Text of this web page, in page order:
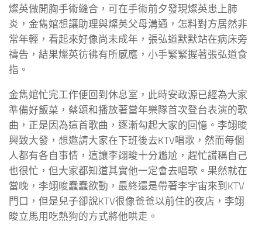
燦英做開胸手術縫合，可在手術前夕發現燦英患上肺
炎，金雋婠想讓助理與燦英父母溝通，怎料對方居然非
常年輕，看起來好像尚未成年，張弘道默默站在病床旁
禱告，結果燦英彷彿有所感應，小手緊緊握著張弘道食
指。
金雋婠忙完工作便回到休息室，此時安政源已經為大家
準備好飯菜，蔡頌和播放著當年樂隊首次登台表演的歌
曲，正是因為這首歌曲，逐漸勾起大家的回憶。李翊晙
興致大發，想邀請大家在下班後去KTV唱歌，然而每個
人都有各自事情，這讓李翊晙十分尷尬，趕忙謊稱自己
也很忙，但大家都知道其實他一定會去唱歌。果然就在
當晚，李翊晙蠢蠢欲動，最終還是帶著李宇宙來到KTV
門口，但是兒子卻說KTV很像爸爸以前住的夜店，李翊
晙立馬用吃熱狗的方式將他哄走。